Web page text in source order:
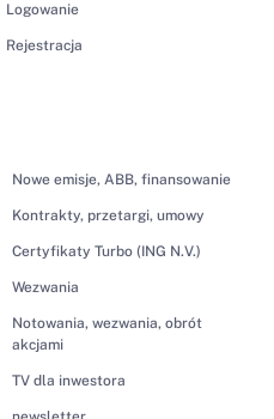
Nowe emisje, ABB, finansowanie
Kontrakty, przetargi, umowy
Certyfikaty Turbo (ING N.V.)
Wezwania
Notowania, wezwania, obrót
akcjami
TV dla inwestora
Logowanie
Rejestracja